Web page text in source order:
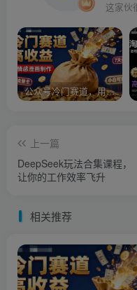
这家伙
公众号冷门赛道，用AI做情感漫画，7天开通流量主，操作简单，小白可玩
上一篇
DeepSeek玩法合集课程，
让你的工作效率飞升
相关推荐